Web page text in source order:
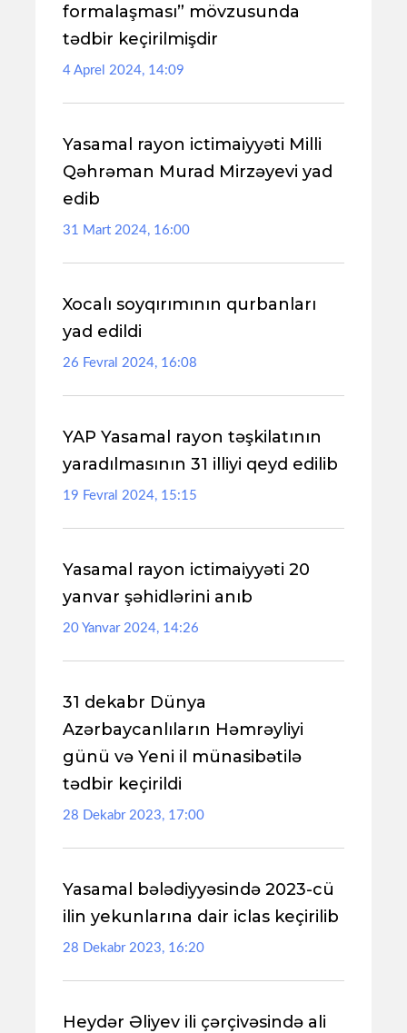
formalaşması” mövzusunda
tədbir keçirilmişdir
4 Aprel 2024, 14:09
Yasamal rayon ictimaiyyəti Milli
Qəhrəman Murad Mirzəyevi yad
edib
31 Mart 2024, 16:00
Xocalı soyqırımının qurbanları
yad edildi
26 Fevral 2024, 16:08
YAP Yasamal rayon təşkilatının
yaradılmasının 31 illiyi qeyd edilib
19 Fevral 2024, 15:15
Yasamal rayon ictimaiyyəti 20
yanvar şəhidlərini anıb
20 Yanvar 2024, 14:26
31 dekabr Dünya
Azərbaycanlıların Həmrəyliyi
günü və Yeni il münasibətilə
tədbir keçirildi
28 Dekabr 2023, 17:00
Yasamal bələdiyyəsində 2023-cü
ilin yekunlarına dair iclas keçirilib
28 Dekabr 2023, 16:20
Heydər Əliyev ili çərçivəsində ali